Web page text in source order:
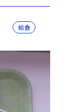
給食